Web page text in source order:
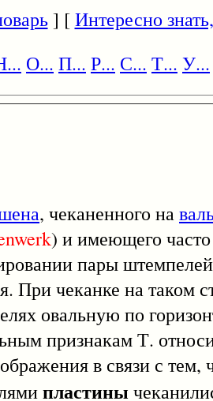
] [Интересно
О... П... Р... С... Т... У...
, чеканенного на
) и имеющего
пары
При чеканке на таком
овальную по
признакам Т.
в связи с тем,
пластины